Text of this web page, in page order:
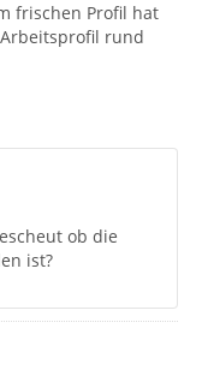
frischen Profil hat
rund
ob die
ist?